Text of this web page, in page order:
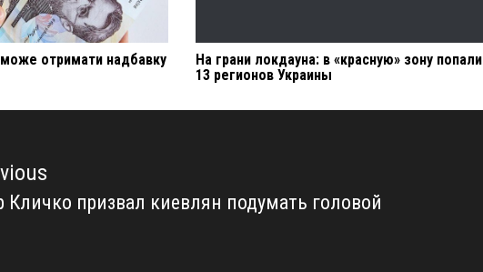
може отримати надбавку
На грани локдауна: в «красную» зону попали
13 регионов Украины
Кличко призвал киевлян подумать головой